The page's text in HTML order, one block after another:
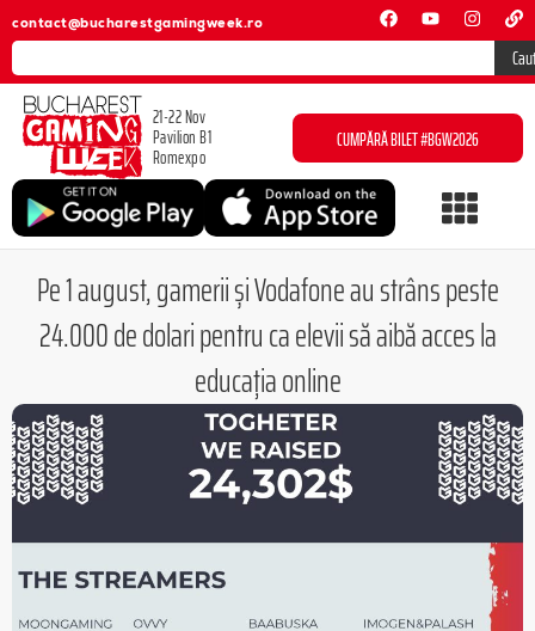
contact@bucharestgamingweek.ro
21-22 Nov
Pavilion B1
Romexpo
CUMPĂRĂ BILET #BGW2026
Pe 1 august, gamerii și Vodafone au strâns peste
24.000 de dolari pentru ca elevii să aibă acces la
educația online